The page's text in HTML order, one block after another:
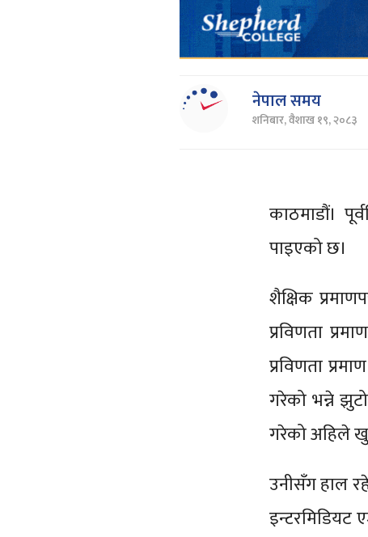
नेपाल समय
शनिबार, वैशाख १९, २०८३
काठमाडौं।
पाइएको छ।
शैक्षिक
प्रविणता
प्रविणता
गरेको भन्ने
गरेको अहिले
उनीसँग हाल